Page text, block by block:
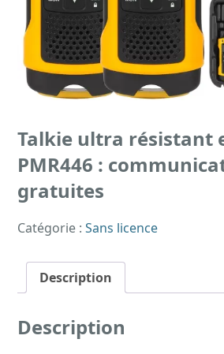
Talkie ultra résistant
PMR446 :
gratuites
Catégorie :Sans licence
Description
Description